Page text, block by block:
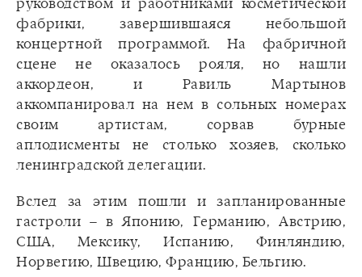
руководством и работниками косметической
фабрики, завершившаяся небольшой
концертной программой. На фабричной
сцене не оказалось рояля, но нашли
аккордеон, и Равиль Мартынов
аккомпанировал на нем в сольных номерах
своим артистам, сорвав бурные
аплодисменты не столько хозяев, сколько
ленинградской делегации.
Вслед за этим пошли и запланированные
гастроли – в Японию, Германию, Австрию,
США, Мексику, Испанию, Финляндию,
Норвегию, Швецию, Францию, Бельгию.